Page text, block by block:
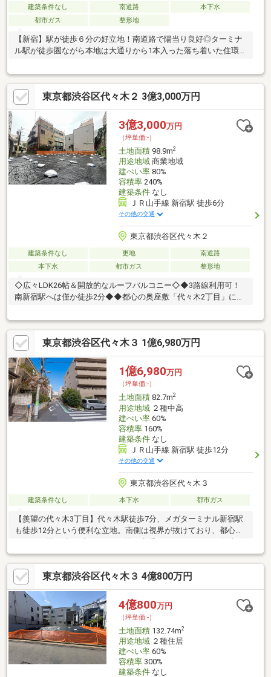
建築条件なし 南道路
本下水
都市ガス
整形地
【新宿】駅が徒歩６分の好立地！南道路で陽当り良好◎ターミナ
ル駅が徒歩圏ながら本地は大通りから1本入った落ち着いた住環境
東京都渋谷区代々木２ 3億3,000万円
3億3,000万円
（坪単価:-）
土地面積98.9m2
用途地域商業地域
建ぺい率80%
容積率240%
建築条件なし
ＪＲ山手線 新宿駅 徒歩6分
その他の交通
東京都渋谷区代々木２
建築条件なし 更地
南道路
本下水
都市ガス 整形地
◇広々LDK26帖＆開放的なルーフバルコニー◇◆3路線利用可！
南新宿駅へは僅か徒歩2分◆◆都心の奥座敷「代々木2丁目」に住
◆◇◆◇◆◇◆◇◆◇◆◇◆◇◆◇◆◇◆◇◆◇◆◇◆【ラ
イフプラン】本物件においての住宅ローンシミュレーションはも
ちろん、本物件購入後１０～２０年後のライフサイクルの変化を
見据えた長期的なライフプランシミュレーションを実施します。
【物件調査報告書】本物件に関する独自の物件調査報告書を作成
します。重要事項説明に載らないような住んでから気になる事項
を色々な角度から調査して、お客様にとっての購入リスクの有無
を徹底的に確認して提供します
東京都渋谷区代々木３ 1億6,980万円
1億6,980万円
（坪単価:-）
土地面積82.7m2
用途地域２種中高
建ぺい率60%
容積率160%
建築条件なし
ＪＲ山手線 新宿駅 徒歩12分
その他の交通
東京都渋谷区代々木３
建築条件なし 本下水 都市ガス
【羨望の代々木3丁目】代々木駅徒歩7分、メガターミナル新宿駅
も徒歩12分という便利な立地。南側は視界が抜けており、都心な
らではの開放感とプライベート性を享受できます。82㎡の敷地
に、こだわりの邸宅を！
東京都渋谷区代々木３ 4億800万円
4億800万円
（坪単価:-）
土地面積132.74m2
用途地域２種住居
建ぺい率60%
容積率300%
建築条件なし